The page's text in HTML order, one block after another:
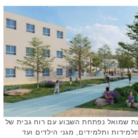
שמואל נפתחת השבוע עם רוח גבית של
והשקעה. כ-7,000 תלמידות ותלמידים, מגני הילדים ועד